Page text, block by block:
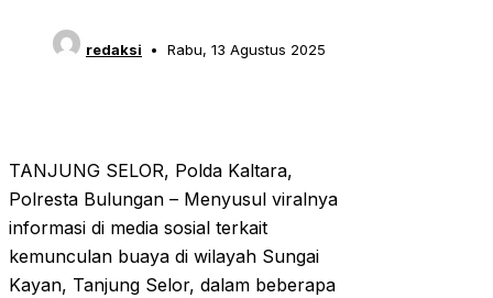
redaksi Rabu, 13 Agustus 2025
TANJUNG SELOR, Polda Kaltara,
Polresta Bulungan – Menyusul viralnya
informasi di media sosial terkait
kemunculan buaya di wilayah Sungai
Kayan, Tanjung Selor, dalam beberapa